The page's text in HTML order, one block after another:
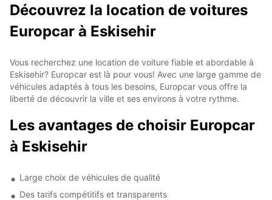
Découvrez la location de voitures
Europcar à Eskisehir
Vous recherchez une location de voiture fiable et abordable à
Eskisehir? Europcar est là pour vous! Avec une large gamme de
véhicules adaptés à tous les besoins, Europcar vous offre la
liberté de découvrir la ville et ses environs à votre rythme.
Les avantages de choisir Europcar
à Eskisehir
Large choix de véhicules de qualité
Des tarifs compétitifs et transparents